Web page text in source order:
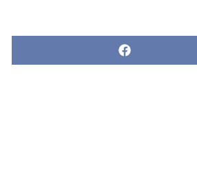
Хуваалцах:
Х
у